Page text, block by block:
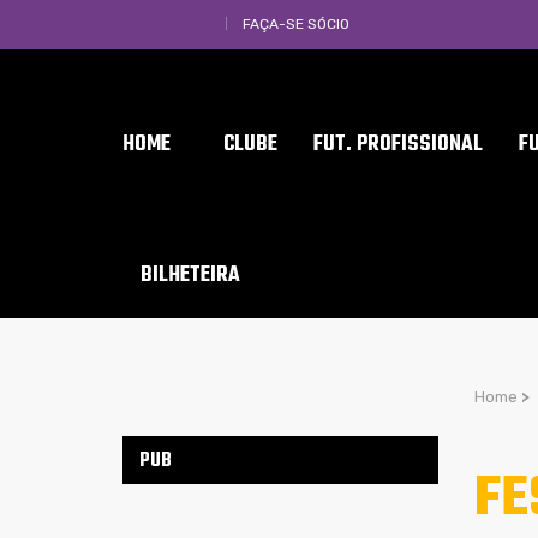
FAÇA-SE SÓCIO
HOME CLUBE FUT. PROFISSIONAL
BILHETEIRA
Home >
PUB